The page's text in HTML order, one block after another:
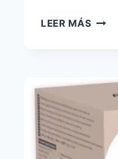
LEER MÁS
DE
Y